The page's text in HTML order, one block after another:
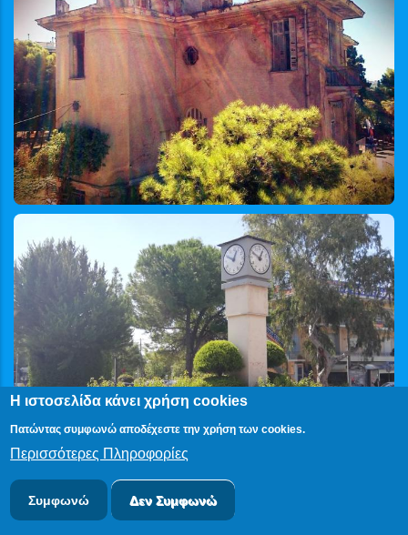
Η ιστοσελίδα κάνει χρήση cookies
Πατώντας συμφωνώ αποδέχεστε την χρήση των cookies.
Περισσότερες Πληροφορίες
Συμφωνώ Δεν Συμφωνώ